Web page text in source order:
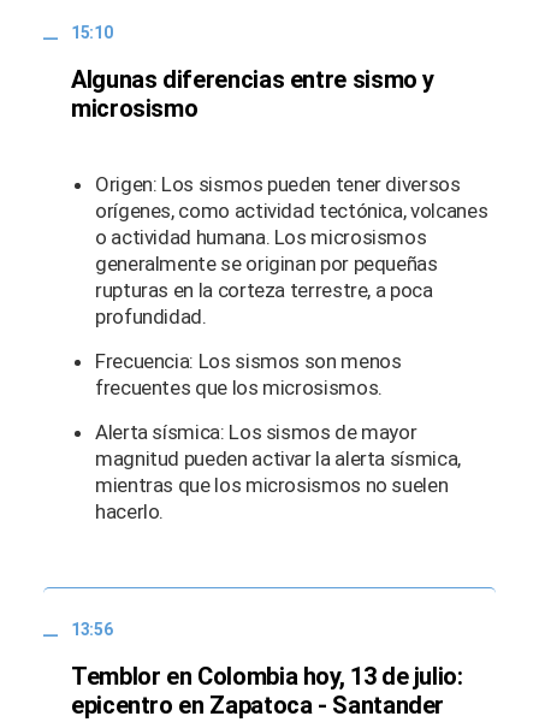
15:10
Algunas diferencias entre sismo y
microsismo
Origen: Los sismos pueden tener diversos
orígenes, como actividad tectónica, volcanes
o actividad humana. Los microsismos
generalmente se originan por pequeñas
rupturas en la corteza terrestre, a poca
profundidad.
Frecuencia: Los sismos son menos
frecuentes que los microsismos.
Alerta sísmica: Los sismos de mayor
magnitud pueden activar la alerta sísmica,
mientras que los microsismos no suelen
hacerlo.
13:56
Temblor en Colombia hoy, 13 de julio:
epicentro en Zapatoca - Santander